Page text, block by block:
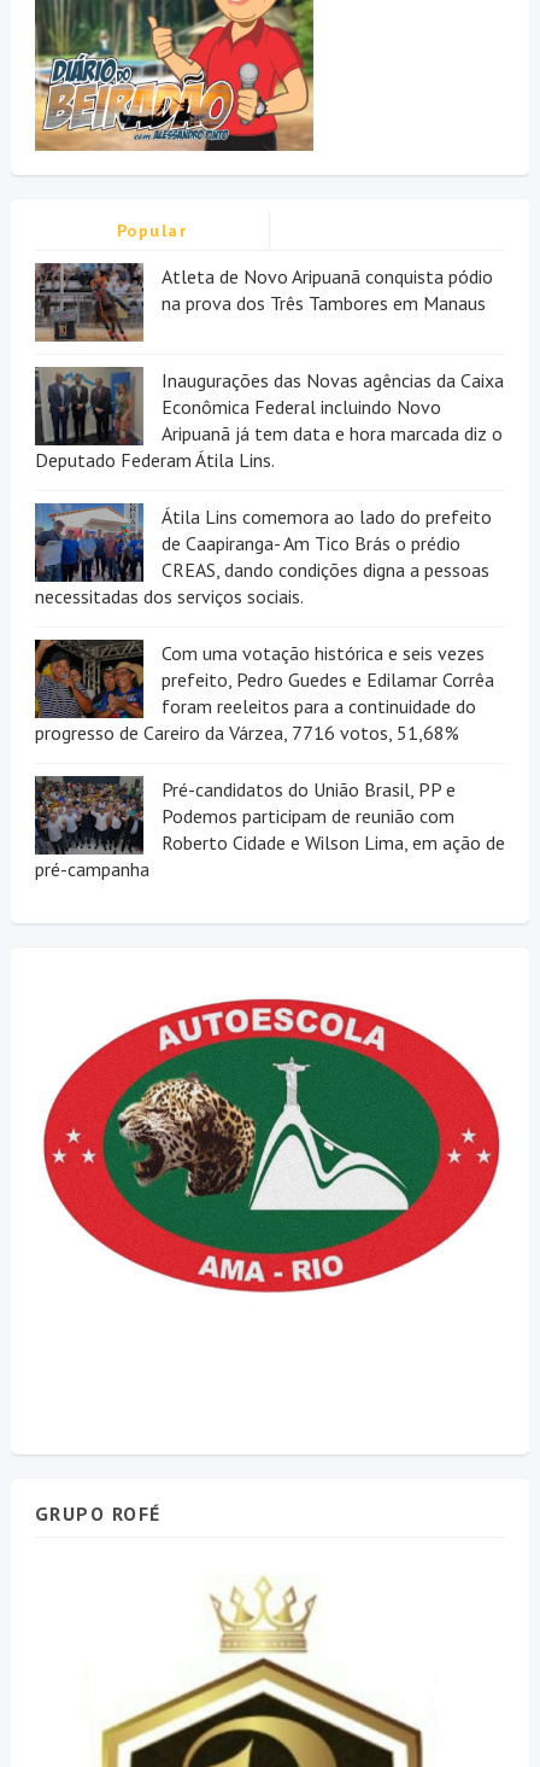
Popular
Atleta de Novo Aripuanã conquista pódio
na prova dos Três Tambores em Manaus
Inaugurações das Novas agências da Caixa
Econômica Federal incluindo Novo
Aripuanã já tem data e hora marcada diz o
Deputado Federam Átila Lins.
Átila Lins comemora ao lado do prefeito
de Caapiranga- Am Tico Brás o prédio
CREAS, dando condições digna a pessoas
necessitadas dos serviços sociais.
Com uma votação histórica e seis vezes
prefeito, Pedro Guedes e Edilamar Corrêa
foram reeleitos para a continuidade do
progresso de Careiro da Várzea, 7716 votos, 51,68%
Pré-candidatos do União Brasil, PP e
Podemos participam de reunião com
Roberto Cidade e Wilson Lima, em ação de
pré-campanha
GRUPO ROFÉ